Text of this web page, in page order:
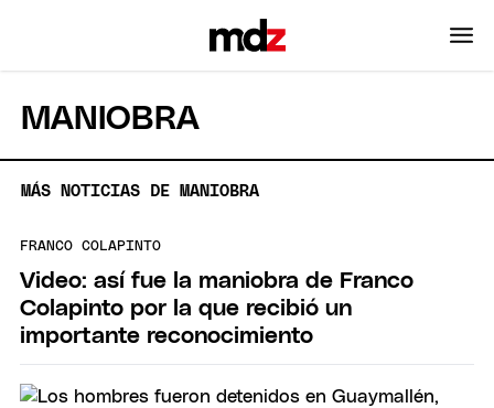
MANIOBRA
MÁS NOTICIAS DE MANIOBRA
FRANCO COLAPINTO
Video: así fue la maniobra de Franco
Colapinto por la que recibió un
importante reconocimiento